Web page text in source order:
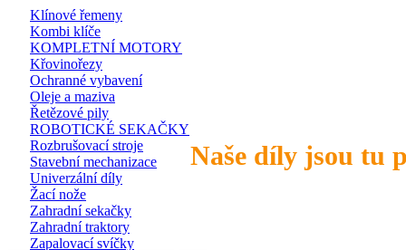
Naše díly jsou tu
Klínové řemeny
Kombi klíče
KOMPLETNÍ MOTORY
Křovinořezy
Ochranné vybavení
Oleje a maziva
Řetězové pily
ROBOTICKÉ SEKAČKY
Rozbrušovací stroje
Stavební mechanizace
Univerzální díly
Žací nože
Zahradní sekačky
Zahradní traktory
Zapalovací svíčky